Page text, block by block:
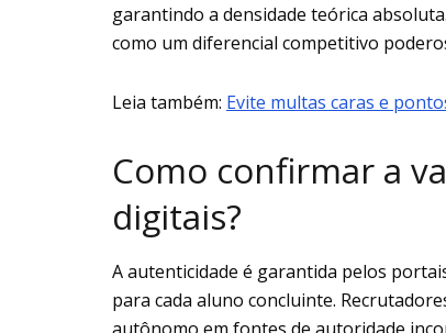
garantindo a densidade teórica
como um diferencial competitivo
Leia também: Evite multas caras e
Como confirmar a
digitais?
A autenticidade é garantida pelos
para cada aluno concluinte.
autônomo em fontes de autoridade